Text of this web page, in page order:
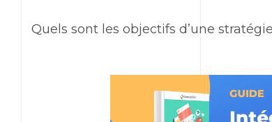
Quels sont les objectifs d’une